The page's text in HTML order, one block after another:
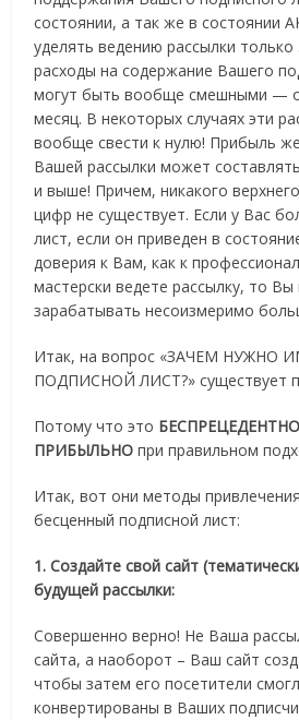
состоянии, а так же в состоянии
уделять ведению рассылки
расходы на содержание Вашего
могут быть вообще смешными —
месяц. В некоторых случаях эти
вообще свести к нулю! Прибыль
Вашей рассылки может
и выше! Причем, никакого
цифр не существует. Если у Вас
лист, если он приведен в
доверия к Вам, как к
мастерски ведете рассылку, то
зарабатывать несоизмеримо
Итак, на вопрос «ЗАЧЕМ НУЖНО
ПОДПИСНОЙ ЛИСТ?» существует
Потому что это
ПРИБЫЛЬНО при правильном
Итак, вот они методы
бесценный подписной лист:
1. Создайте свой сайт
будущей рассылки:
Совершенно верно! Не Ваша
сайта, а наоборот – Ваш сайт
чтобы затем его посетители
конвертированы в Ваших